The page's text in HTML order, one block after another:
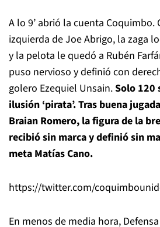
A lo 9’ abrió la cuenta Coquimbo.
izquierda de Joe Abrigo, la zaga
y la pelota le quedó a Rubén
puso nervioso y definió con
golero Ezequiel Unsain.Solo 120
ilusión ‘pirata’. Tras buena
Braian Romero, la figura de la
recibió sin marca y definió sin
meta Matías Cano.
https://twitter.com/
En menos de media hora,